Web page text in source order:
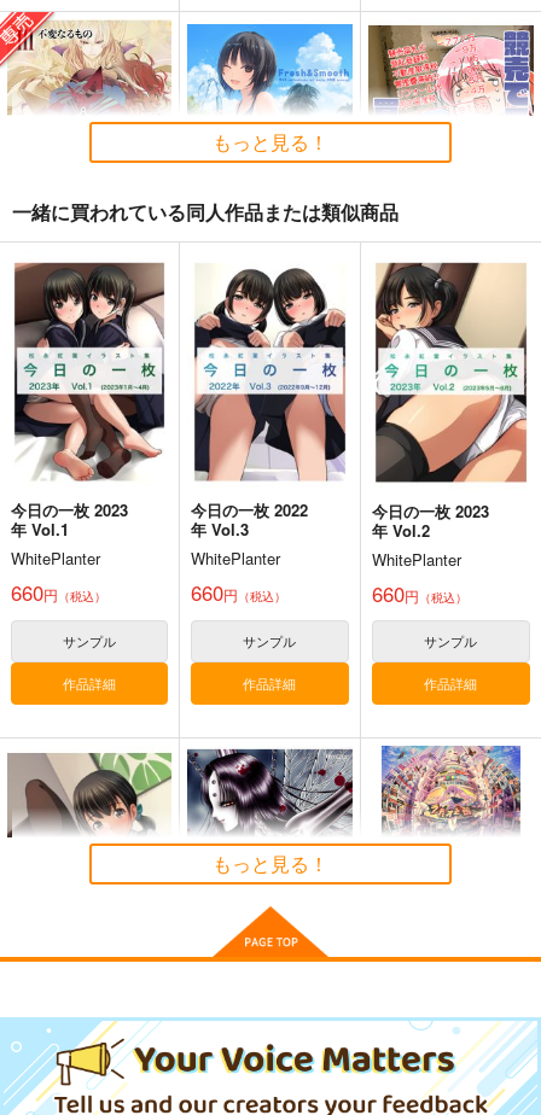
黒白のアヴェスター 3
神座万象・第十四機
関
専売 2,178 円（税込）
オリジナル
サンプル
カート
Fresh＆Smooth
ロイヤルマウンテン
770円（税込）
オリジナル
青山 澄香
白峰 莉花
メレ・レタナグア
サンプル
カート
競売でマンションを買
った話。３
さくら研究室
550 円（税込）
オリジナル
作者
パイセン
サンプル
カート
壁配置の話２
さくら研究室
（税込）
カート
FETISH ACADEMY
ロイヤルマウンテン
770円（税込）
オリジナル
青山 澄香
白峰 莉花
カート
ぽに子の食レポごはん
図鑑3
カート
もっと見る！
一緒に買われている同人作品または類似商品
今日の一枚 2023
年 Vol.1
WhitePlanter
660円 （税込）
サンプル
作品詳細
今日の一枚 2022
年 Vol.3
WhitePlanter
660円 （税込）
サンプル
作品詳細
今日の一枚 2023
年 Vol.2
WhitePlanter
660円 （税込）
サンプル
作品詳細
年 Vol.1
WhitePlanter
660円（税込）
2,200円（税込）
JH科学
2,178円 （税込）
もっと見る！